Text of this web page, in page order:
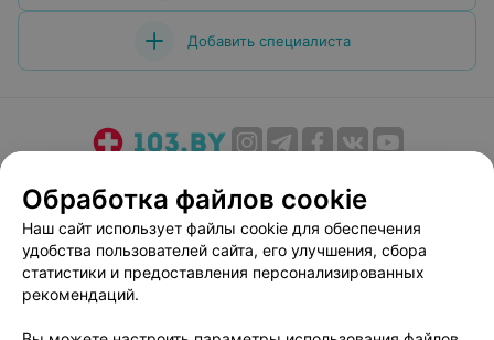
Добавить специалиста
Медицинский маркетинг
Публичный договор
Пользовательское соглашение
Способы оплаты
Вакансии
Партнеры
Написать руководителю 103.by
Обработка файлов cookie
Наш сайт использует файлы cookie для обеспечения
удобства пользователей сайта, его улучшения, сбора
статистики и предоставления персонализированных
рекомендаций.